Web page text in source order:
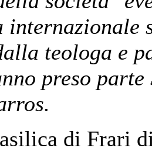
teologa e
preso
di Frari